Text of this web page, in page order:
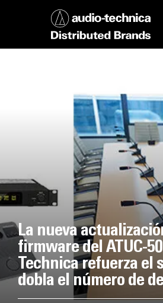
La nueva
firmware del ATUC-
Technica refuerza el
dobla el número de